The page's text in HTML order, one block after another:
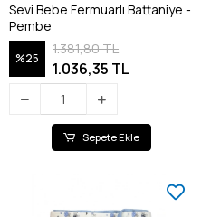
Sevi Bebe Fermuarlı Battaniye -
Pembe
%25
1.381,80 TL
1.036,35 TL
Sepete Ekle